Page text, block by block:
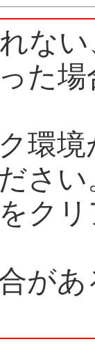
な
た
環境
さい
クリ
があ